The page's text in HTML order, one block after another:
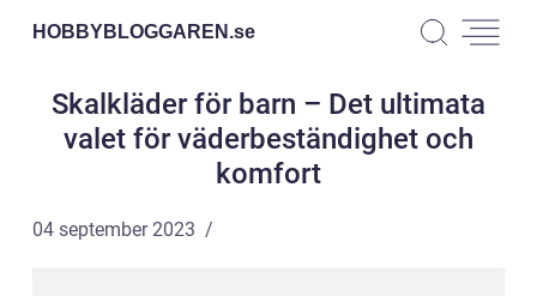
HOBBYBLOGGAREN.se
Skalkläder för barn – Det ultimata
valet för väderbeständighet och
komfort
04 september 2023